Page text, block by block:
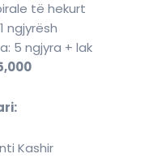
të hekurt
ngjyrësh
5 ngjyra + lak
Kashir